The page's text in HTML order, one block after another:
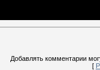
Добавлять комментарии
[